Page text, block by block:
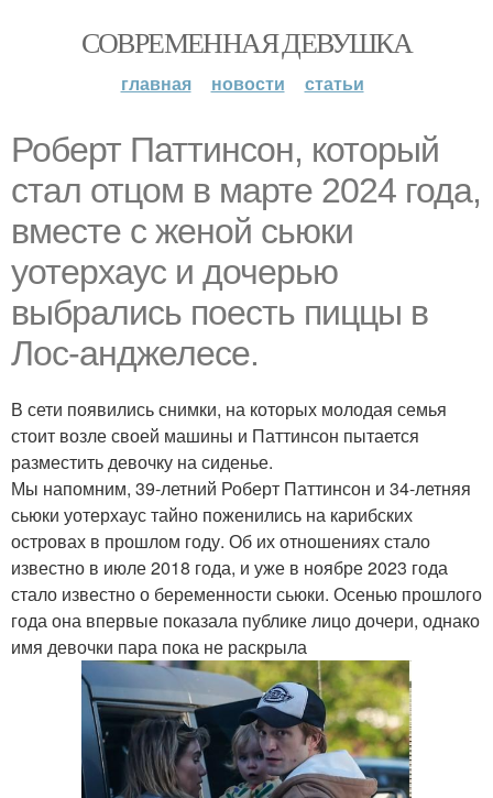
СОВРЕМЕННАЯ ДЕВУШКА
главная новости статьи
Роберт Паттинсон, который
стал отцом в марте 2024 года,
вместе с женой сьюки
уотерхаус и дочерью
выбрались поесть пиццы в
Лос-анджелесе.
В сети появились снимки, на которых молодая семья
стоит возле своей машины и Паттинсон пытается
разместить девочку на сиденье.
Мы напомним, 39-летний Роберт Паттинсон и 34-летняя
сьюки уотерхаус тайно поженились на карибских
островах в прошлом году. Об их отношениях стало
известно в июле 2018 года, и уже в ноябре 2023 года
стало известно о беременности сьюки. Осенью прошлого
года она впервые показала публике лицо дочери, однако
имя девочки пара пока не раскрыла